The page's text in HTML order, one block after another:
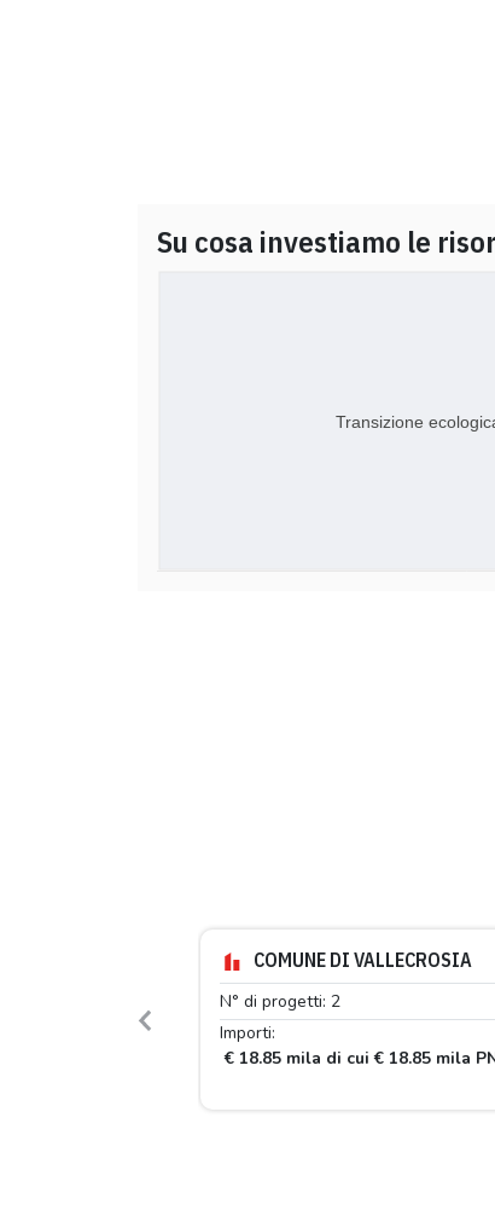
Su cosa investiamo le
Transizione
COMUNE DI VALLECROSIA
N° di progetti: 2
Importi:
€ 18.85 mila di cui € 18.85 mila
Previous